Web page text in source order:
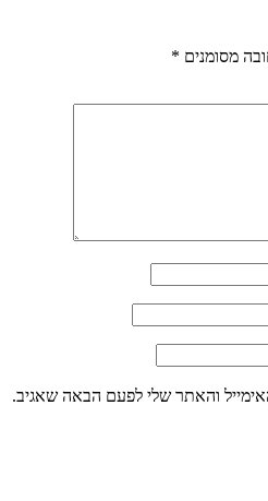
מסומנים *
והאתר שלי לפעם הבאה שאגיב.